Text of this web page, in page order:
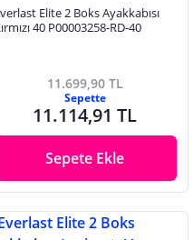
Elite 2 Boks Ayakkabısı
40 P00003258-RD-40
11.699,90 TL
Sepette
11.114,91 TL
Sepete Ekle